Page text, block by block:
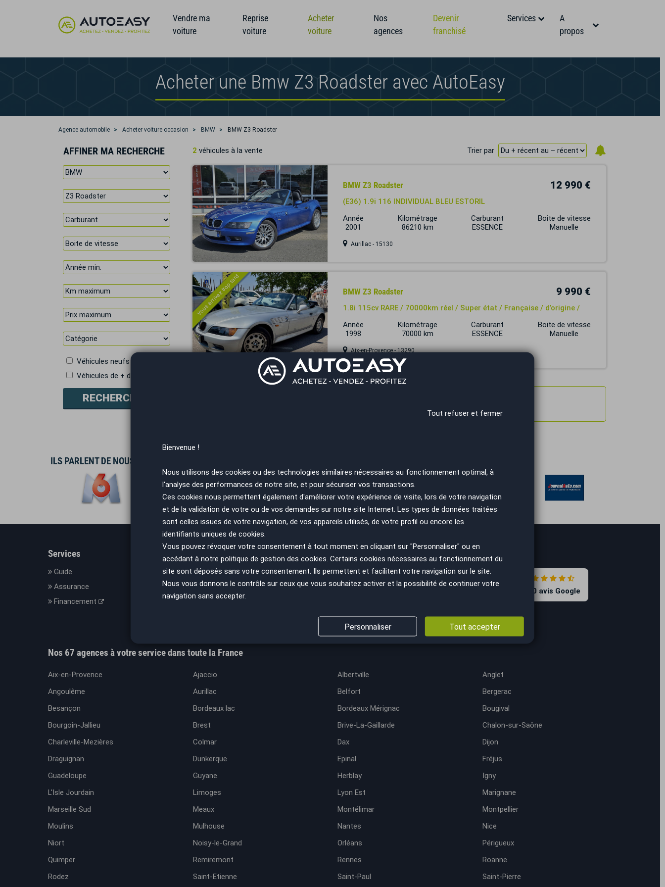
Vendre ma
voiture
Reprise
voiture
Acheter
voiture
Nos
agences
Devenir
franchisé
Services
A
propos
Acheter une Bmw Z3 Roadster avec AutoEasy
Agence automobile Acheter voiture occasion BMW BMW Z3 Roadster
AFFINER MA RECHERCHE
Véhicules neufs
Véhicules de + de 5 places
2 véhicules à la vente Trier par
BMW Z3 Roadster 12 990 €
(E36) 1.9i 116 INDIVIDUAL BLEU ESTORIL
Année
2001
Kilométrage
86210 km
Carburant
ESSENCE
Boite de vitesse
Manuelle
Aurillac - 15130
Vous arrivez trop tard BMW Z3 Roadster 9 990 €
1.8i 115cv RARE / 70000km réel / Super état / Française / d’origine /
Année
1998
Kilométrage
70000 km
Carburant
ESSENCE
Boite de vitesse
Manuelle
Aix-en-Provence - 13290
Résultats 1 - 2 sur 2.
ILS PARLENT DE NOUS
Services
Guide
Assurance
Financement
En savoir plus
Le concept
Nos CGV
Mesures sanitaires
Nous suivre
Facebook
LinkedIn
8590 avis Google
Nos 67 agences à votre service dans toute la France
Aix-en-Provence Ajaccio Albertville
Anglet
Angoulême
Aurillac Belfort
Bergerac
Besançon
Bordeaux lac Bordeaux Mérignac
Bougival
Bourgoin-Jallieu
Brest Brive-La-Gaillarde
Chalon-sur-Saône
Charleville-Mezières
Colmar Dax
Dijon
Draguignan
Dunkerque Epinal
Fréjus
Guadeloupe
Guyane Herblay
Igny
L'Isle Jourdain
Limoges Lyon Est
Marignane
Marseille Sud
Meaux Montélimar
Montpellier
Moulins
Mulhouse Nantes
Nice
Niort
Noisy-le-Grand Orléans
Périgueux
Quimper
Remiremont Rennes
Roanne
Rodez
Saint-Etienne Saint-Paul Saint-Pierre
Tout refuser et fermer
Bienvenue !
Nous utilisons des cookies ou des technologies similaires nécessaires au fonctionnement optimal, à
l'analyse des performances de notre site, et pour sécuriser vos transactions.
Ces cookies nous permettent également d'améliorer votre expérience de visite, lors de votre navigation
et de la validation de votre ou de vos demandes sur notre site Internet. Les types de données traitées
sont celles issues de votre navigation, de vos appareils utilisés, de votre profil ou encore les
identifiants uniques de cookies.
Vous pouvez révoquer votre consentement à tout moment en cliquant sur "Personnaliser" ou en
accédant à notre politique de gestion des cookies . Certains cookies nécessaires au fonctionnement du
site sont déposés sans votre consentement. Ils permettent et facilitent votre navigation sur le site.
Nous vous donnons le contrôle sur ceux que vous souhaitez activer et la possibilité de continuer votre
navigation sans accepter.
Tout accepter
Personnaliser